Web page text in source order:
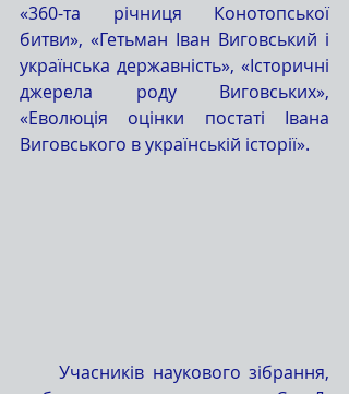
«360-та річниця Конотопської
битви», «Гетьман Іван Виговський і
українська державність», «Історичні
джерела роду Виговських»,
«Еволюція оцінки постаті Івана
Виговського в українській історії».
     Учасників наукового зібрання,